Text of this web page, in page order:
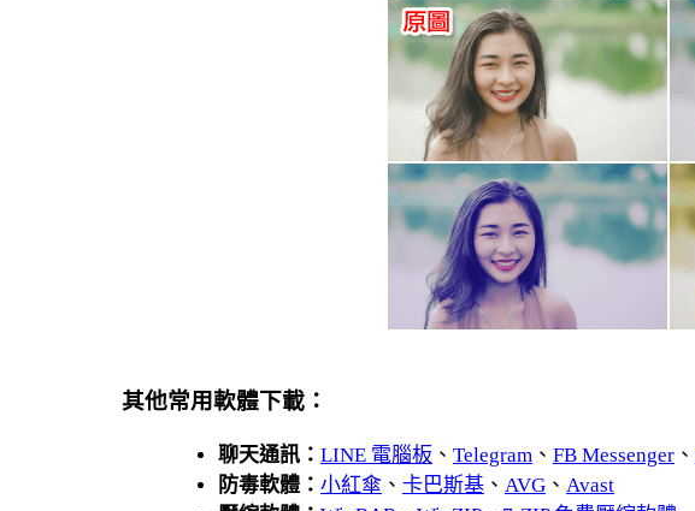
其他常用軟體下載：
聊天通訊： LINE 電腦板 、 Telegram、 FB Messenger、
防毒軟體： 小紅傘 、 卡巴斯基、 AVG、 Avast